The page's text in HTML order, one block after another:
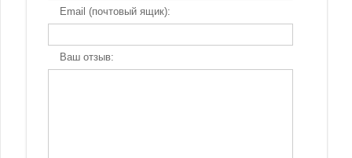
Email (почтовый ящик):
Ваш отзыв: